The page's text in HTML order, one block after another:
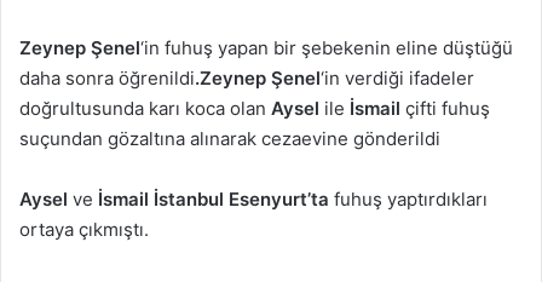
Zeynep Şenel‘in fuhuş yapan bir şebekenin eline düştüğü
daha sonra öğrenildi.Zeynep Şenel‘in verdiği ifadeler
doğrultusunda karı koca olan Aysel ile İsmail çifti fuhuş
suçundan gözaltına alınarak cezaevine gönderildi
Aysel ve İsmail İstanbul Esenyurt’ta fuhuş yaptırdıkları
ortaya çıkmıştı.